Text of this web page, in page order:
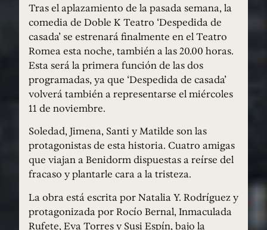
Tras el aplazamiento de la pasada semana, la
comedia de Doble K Teatro ‘Despedida de
casada’ se estrenará finalmente en el Teatro
Romea esta noche, también a las 20.00 horas.
Esta será la primera función de las dos
programadas, ya que ‘Despedida de casada’
volverá también a representarse el miércoles
11 de noviembre.
Soledad, Jimena, Santi y Matilde son las
protagonistas de esta historia. Cuatro amigas
que viajan a Benidorm dispuestas a reírse del
fracaso y plantarle cara a la tristeza.
La obra está escrita por Natalia Y. Rodríguez y
protagonizada por Rocío Bernal, Inmaculada
Rufete, Eva Torres y Susi Espín, bajo la